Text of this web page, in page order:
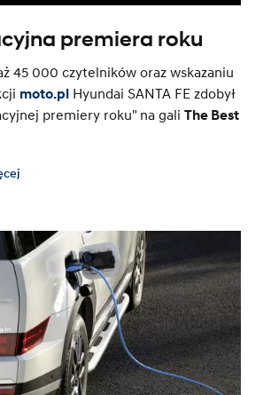
premiera roku
45 000 czytelników oraz wskazaniu
moto.pl Hyundai SANTA FE zdobył
premiery roku" na galiThe Best